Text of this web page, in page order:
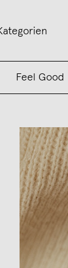
Feel Good